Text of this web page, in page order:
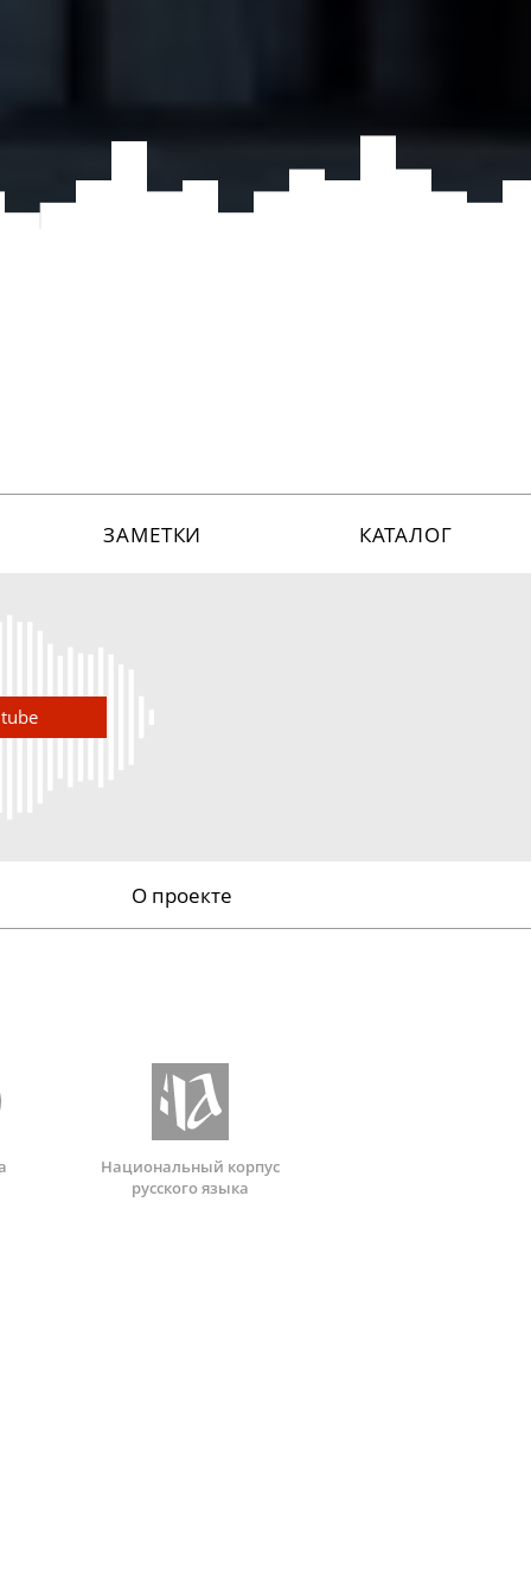
ЗАМЕТКИ КАТАЛОГ
О проекте
Национальный корпус
русского языка